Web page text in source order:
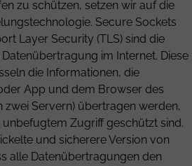
zu schützen, setzen wir auf die
Secure Sockets
Layer Security (TLS) sind die
im Internet. Diese
die Informationen, die
App und dem Browser des
zwei Servern) übertragen werden,
Zugriff geschützt sind.
und sicherere Version von
alle Datenübertragungen den